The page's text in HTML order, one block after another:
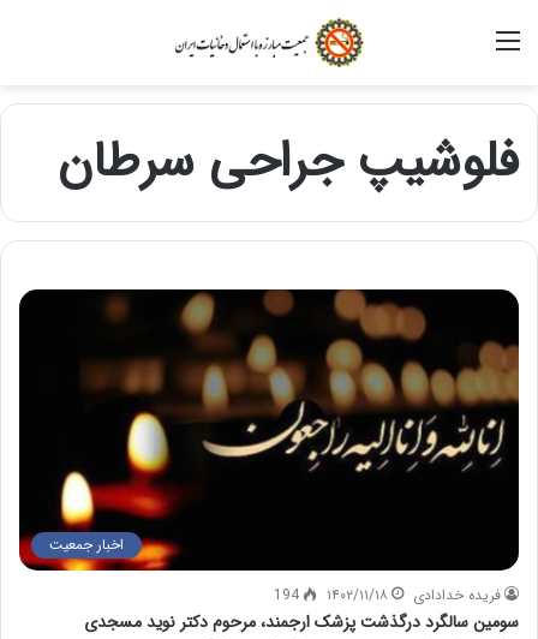
فلوشیپ جراحی سرطان
اخبار جمعیت
فریده خدادادی ۱۴۰۲/۱۱/۱۸ 194
سومین سالگرد درگذشت پزشک ارجمند، مرحوم دکتر نوید مسجدی